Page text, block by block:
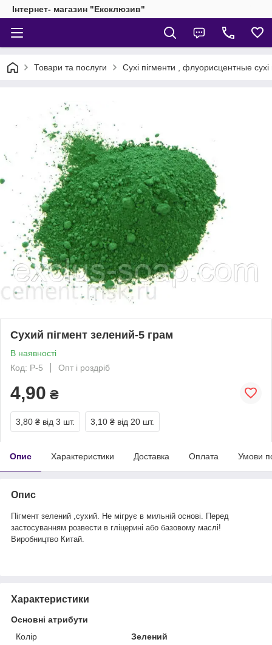
Інтернет- магазин "Ексклюзив"
Товари та послуги Сухі пігменти , флуорисцентные сухі
Сухий пігмент зелений-5 грам
В наявності
Код: Р-5
Опт і роздріб
4,90 ₴
3,80 ₴ від 3 шт. 3,10 ₴ від 20 шт.
Опис Характеристики Доставка Оплата Умови
Опис
Пігмент зелений ,сухий. Не мігрує в мильній основі. Перед
застосуванням розвести в гліцерині або базовому маслі!
Виробництво Китай.
Характеристики
Основні атрибути
Колір
Зелений